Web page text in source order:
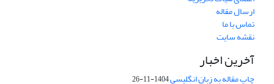
ارسال مقاله
تماس با ما
نقشه سایت
آخرین اخبار
چاپ مقاله به زبان انگلیسی1404-11-26